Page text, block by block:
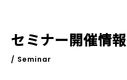
セミナー開催情報
/ Seminar